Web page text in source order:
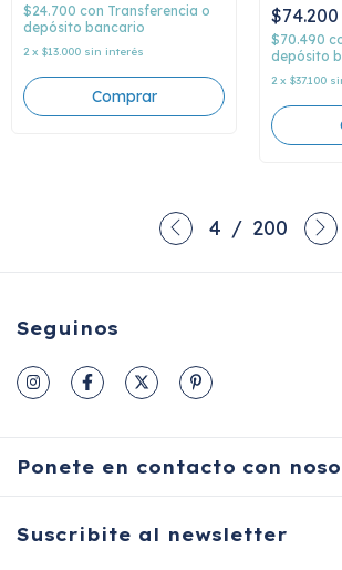
$24.700 con Transferencia o
depósito bancario
2 x $13.000 sin interés
$74.200
$70.490
depósito
2 x $37.100
4 / 200
Seguinos
Ponete en contacto con
Suscribite al newsletter